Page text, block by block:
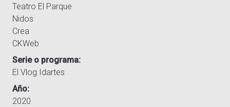
Teatro El Parque
Nidos
Crea
CKWeb
Serie o programa
El Vlog Idartes
Año
2020